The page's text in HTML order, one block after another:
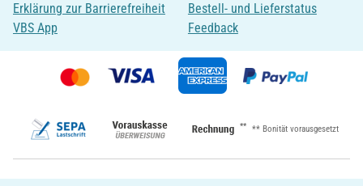
Erklärung zur Barrierefreiheit
VBS App
Bestell- und Lieferstatus
Feedback
** ** Bonität vorausgesetzt